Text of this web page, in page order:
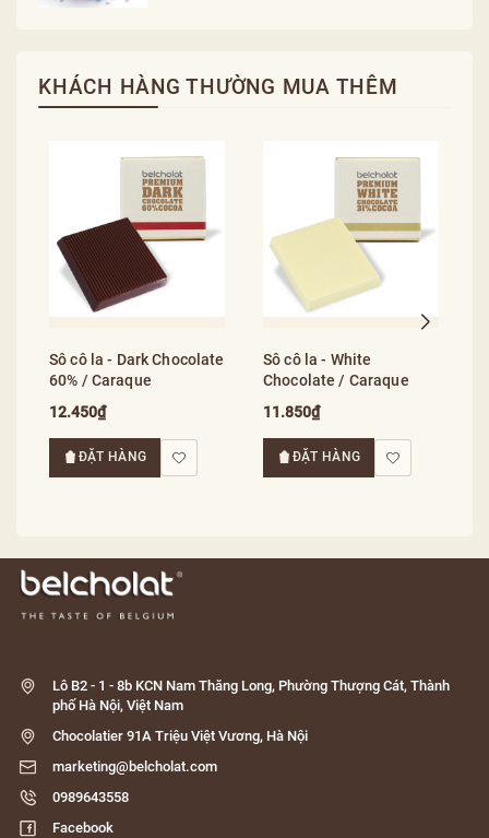
KHÁCH HÀNG THƯỜNG MUA THÊM
Sô cô la - Dark Chocolate
60% / Caraque
12.450₫
ĐẶT HÀNG
Sô cô la - White
Chocolate / Caraque
11.850₫
ĐẶT HÀNG
Lô B2 - 1 - 8b KCN Nam Thăng Long, Phường Thượng Cát, Thành
phố Hà Nội, Việt Nam
Chocolatier 91A Triệu Việt Vương, Hà Nội
marketing@belcholat.com
0989643558
Facebook